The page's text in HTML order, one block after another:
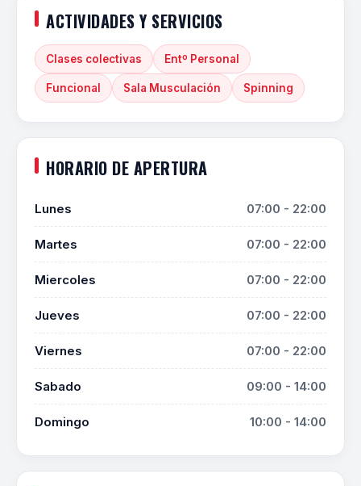
ACTIVIDADES Y SERVICIOS
Clases colectivas Entº Personal
Funcional Sala Musculación Spinning
HORARIO DE APERTURA
Lunes 07:00 - 22:00
Martes 07:00 - 22:00
Miercoles 07:00 - 22:00
Jueves 07:00 - 22:00
Viernes 07:00 - 22:00
Sabado 09:00 - 14:00
Domingo 10:00 - 14:00